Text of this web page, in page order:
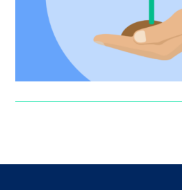
d’ailleurs l...
Florent Artaud